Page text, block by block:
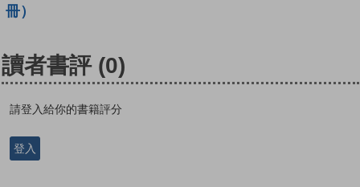
冊）
讀者書評 (0)
請登入給你的書籍評分
登入